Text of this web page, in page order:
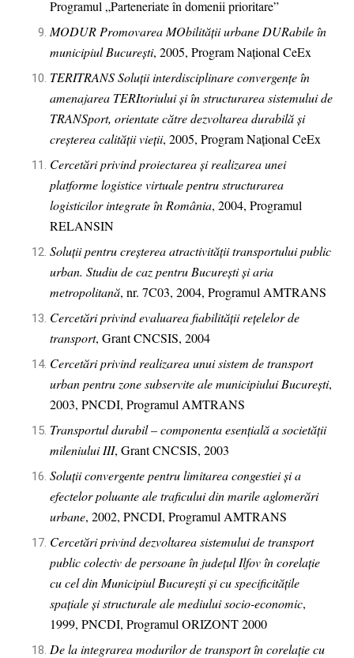
Programul „Parteneriate în domenii prioritare”
MODUR Promovarea MObilității urbane DURabile în
municipiul București, 2005, Program Național CeEx
TERITRANS Soluții interdisciplinare convergențe în
amenajarea TERItoriului și în structurarea sistemului de
TRANSport, orientate către dezvoltarea durabilă și
creșterea calității vieții, 2005, Program Național CeEx
Cercetări privind proiectarea și realizarea unei
platforme logistice virtuale pentru structurarea
logisticilor integrate în România, 2004, Programul
RELANSIN
Soluții pentru creșterea atractivității transportului public
urban. Studiu de caz pentru București și aria
metropolitană, nr. 7C03, 2004, Programul AMTRANS
Cercetări privind evaluarea fiabilității rețelelor de
transport, Grant CNCSIS, 2004
Cercetări privind realizarea unui sistem de transport
urban pentru zone subservite ale municipiului București,
2003, PNCDI, Programul AMTRANS
Transportul durabil – componenta esențială a societății
mileniului III, Grant CNCSIS, 2003
Soluții convergente pentru limitarea congestiei și a
efectelor poluante ale traficului din marile aglomerări
urbane, 2002, PNCDI, Programul AMTRANS
Cercetări privind dezvoltarea sistemului de transport
public colectiv de persoane în județul Ilfov în corelație
cu cel din Municipiul București și cu specificitățile
spațiale și structurale ale mediului socio-economic,
1999, PNCDI, Programul ORIZONT 2000
De la integrarea modurilor de transport în corelație cu